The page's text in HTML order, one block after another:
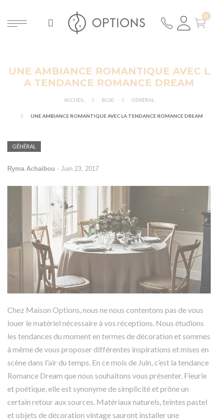
UNE AMBIANCE ROMANTIQUE AVEC L
A TENDANCE ROMANCE DREAM
ACCUEIL BLOG GÉNÉRAL
UNE AMBIANCE ROMANTIQUE AVEC LA TENDANCE ROMANCE DREAM
GÉNÉRAL
Ryma Achaibou - Juin 23, 2017
Chez Maison Options, nous ne nous contentons pas de vous
louer le matériel nécessaire à vos réceptions. Nous étudions
les tendances du moment en termes de décoration et sommes
à même de vous proposer différentes inspirations et mises en
scène dans l'air du temps. En ce mois de Juin, c’est la tendance
Romance Dream que nous souhaitons vous présenter. Fleurie
et poétique, elle est synonyme de simplicité et prône un
certain retour aux sources. Matériaux naturels, teintes pastel
et objets de décoration vintage sauront installer une